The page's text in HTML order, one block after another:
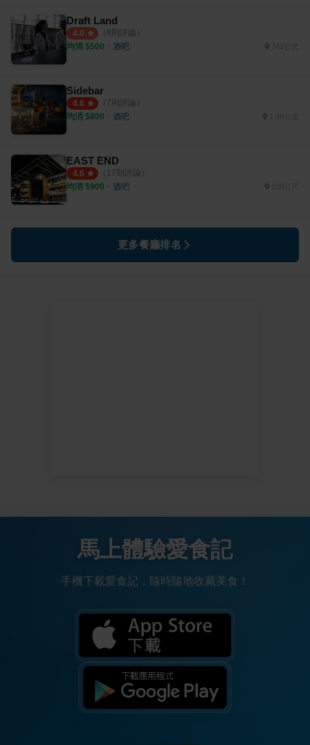
Draft Land
4.0 （ 8則評論）
均消 $500 ・ 酒吧
Sidebar
4.6 （ 7則評論）
均消 $800 ・ 酒吧
EAST END
4.6 （ 17則評論）
均消 $900 ・ 酒吧
更多餐廳排名
馬上體驗愛食記
手機下載愛食記，隨時隨地收藏美食！